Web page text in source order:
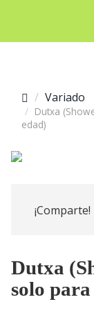
Variado
Dutxa
edad)
¡Comparte!
Dutxa
solo